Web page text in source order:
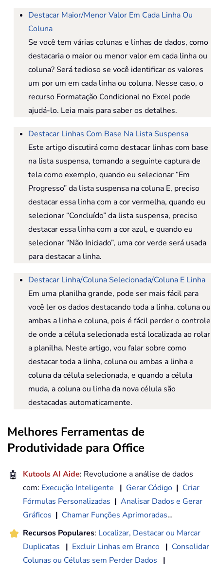
Destacar Maior/Menor Valor Em Cada Linha Ou
Coluna
Se você tem várias colunas e linhas de dados, como
destacaria o maior ou menor valor em cada linha ou
coluna? Será tedioso se você identificar os valores
um por um em cada linha ou coluna. Nesse caso, o
recurso Formatação Condicional no Excel pode
ajudá-lo. Leia mais para saber os detalhes.
Destacar Linhas Com Base Na Lista Suspensa
Este artigo discutirá como destacar linhas com base
na lista suspensa, tomando a seguinte captura de
tela como exemplo, quando eu selecionar “Em
Progresso” da lista suspensa na coluna E, preciso
destacar essa linha com a cor vermelha, quando eu
selecionar “Concluído” da lista suspensa, preciso
destacar essa linha com a cor azul, e quando eu
selecionar “Não Iniciado”, uma cor verde será usada
para destacar a linha.
Destacar Linha/Coluna Selecionada/Coluna E Linha
Em uma planilha grande, pode ser mais fácil para
você ler os dados destacando toda a linha, coluna ou
ambas a linha e coluna, pois é fácil perder o controle
de onde a célula selecionada está localizada ao rolar
a planilha. Neste artigo, vou falar sobre como
destacar toda a linha, coluna ou ambas a linha e
coluna da célula selecionada, e quando a célula
muda, a coluna ou linha da nova célula são
destacadas automaticamente.
Melhores Ferramentas de
Produtividade para Office
🤖 Kutools AI Aide: Revolucione a análise de dados
com: Execução Inteligente | Gerar Código | Criar
Fórmulas Personalizadas | Analisar Dados e Gerar
Gráficos | Chamar Funções Aprimoradas…
Recursos Populares: Localizar, Destacar ou Marcar
Duplicatas
| Excluir Linhas em Branco | Consolidar
Colunas ou Células sem Perder Dados
|